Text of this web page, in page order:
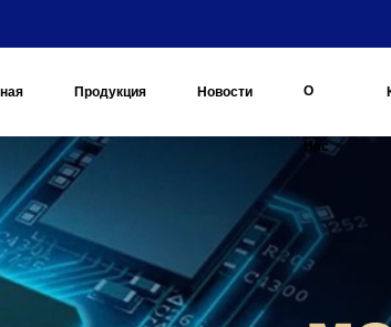
Продукция Новости О
Нас